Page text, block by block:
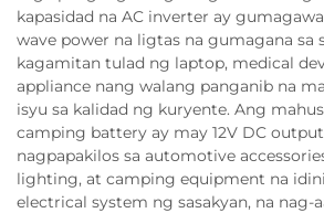
kapasidad na AC inverter ay
wave power na ligtas na gumagana sa
kagamitan tulad ng laptop, medical
appliance nang walang panganib na
isyu sa kalidad ng kuryente. Ang
camping battery ay may 12V DC
nagpapakilos sa automotive
lighting, at camping equipment na
electrical system ng sasakyan, na nag-